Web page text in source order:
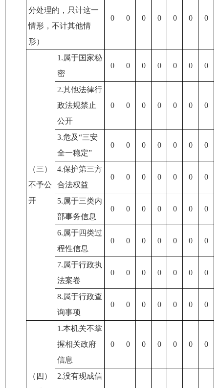
分处理的，只计这一
情形，不计其他情
形）
0 0 0 0 0 0 0
（三）
不予公
开
1.属于国家秘
密
0 0 0 0 0 0 0
2.其他法律行
政法规禁止
公开
0 0 0 0 0 0 0
3.危及“三安
全一稳定”
0 0 0 0 0 0 0
4.保护第三方
合法权益
0 0 0 0 0 0 0
5.属于三类内
部事务信息
0 0 0 0 0 0 0
6.属于四类过
程性信息
0 0 0 0 0 0 0
7.属于行政执
法案卷
0 0 0 0 0 0 0
8.属于行政查
询事项
0 0 0 0 0 0 0
（四）
1.本机关不掌
握相关政府
信息
0 0 0 0 0 0 0
2.没有现成信